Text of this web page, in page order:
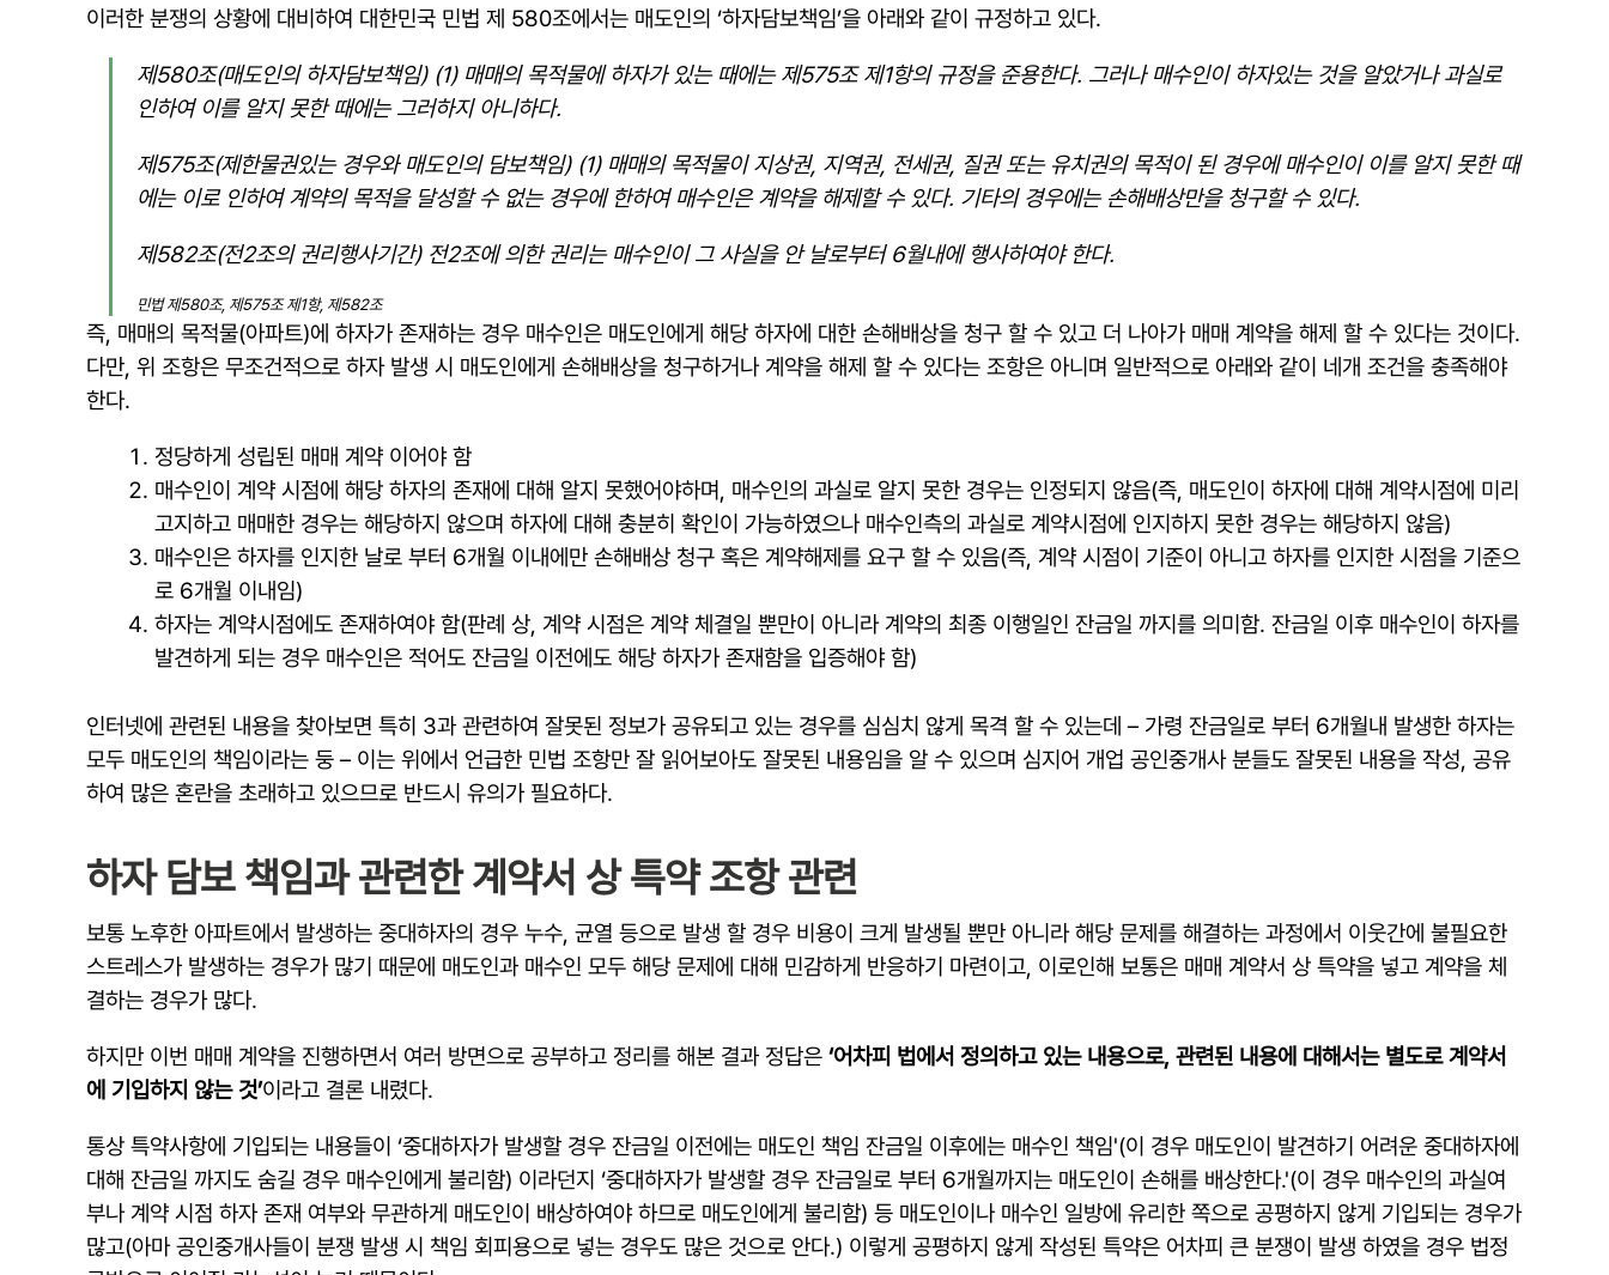
이러한 분쟁의 상황에 대비하여 대한민국 민법 제 580조에서는 매도인의 ‘하자담보책임’을 아래와 같이 규정하고 있다.
제580조(매도인의 하자담보책임) (1) 매매의 목적물에 하자가 있는 때에는 제575조 제1항의 규정을 준용한다. 그러나 매수인이 하자있는 것을 알았거나 과실로
인하여 이를 알지 못한 때에는 그러하지 아니하다.
제575조(제한물권있는 경우와 매도인의 담보책임) (1) 매매의 목적물이 지상권, 지역권, 전세권, 질권 또는 유치권의 목적이 된 경우에 매수인이 이를 알지 못한 때
에는 이로 인하여 계약의 목적을 달성할 수 없는 경우에 한하여 매수인은 계약을 해제할 수 있다. 기타의 경우에는 손해배상만을 청구할 수 있다.
제582조(전2조의 권리행사기간) 전2조에 의한 권리는 매수인이 그 사실을 안 날로부터 6월내에 행사하여야 한다.
민법 제580조, 제575조 제1항, 제582조
즉, 매매의 목적물(아파트)에 하자가 존재하는 경우 매수인은 매도인에게 해당 하자에 대한 손해배상을 청구 할 수 있고 더 나아가 매매 계약을 해제 할 수 있다는 것이다.
다만, 위 조항은 무조건적으로 하자 발생 시 매도인에게 손해배상을 청구하거나 계약을 해제 할 수 있다는 조항은 아니며 일반적으로 아래와 같이 네개 조건을 충족해야
한다.
정당하게 성립된 매매 계약 이어야 함
매수인이 계약 시점에 해당 하자의 존재에 대해 알지 못했어야하며, 매수인의 과실로 알지 못한 경우는 인정되지 않음(즉, 매도인이 하자에 대해 계약시점에 미리
고지하고 매매한 경우는 해당하지 않으며 하자에 대해 충분히 확인이 가능하였으나 매수인측의 과실로 계약시점에 인지하지 못한 경우는 해당하지 않음)
매수인은 하자를 인지한 날로 부터 6개월 이내에만 손해배상 청구 혹은 계약해제를 요구 할 수 있음(즉, 계약 시점이 기준이 아니고 하자를 인지한 시점을 기준으
로 6개월 이내임)
하자는 계약시점에도 존재하여야 함(판례 상, 계약 시점은 계약 체결일 뿐만이 아니라 계약의 최종 이행일인 잔금일 까지를 의미함. 잔금일 이후 매수인이 하자를
발견하게 되는 경우 매수인은 적어도 잔금일 이전에도 해당 하자가 존재함을 입증해야 함)
인터넷에 관련된 내용을 찾아보면 특히 3과 관련하여 잘못된 정보가 공유되고 있는 경우를 심심치 않게 목격 할 수 있는데 – 가령 잔금일로 부터 6개월내 발생한 하자는
모두 매도인의 책임이라는 둥 – 이는 위에서 언급한 민법 조항만 잘 읽어보아도 잘못된 내용임을 알 수 있으며 심지어 개업 공인중개사 분들도 잘못된 내용을 작성, 공유
하여 많은 혼란을 초래하고 있으므로 반드시 유의가 필요하다.
하자 담보 책임과 관련한 계약서 상 특약 조항 관련
보통 노후한 아파트에서 발생하는 중대하자의 경우 누수, 균열 등으로 발생 할 경우 비용이 크게 발생될 뿐만 아니라 해당 문제를 해결하는 과정에서 이웃간에 불필요한
스트레스가 발생하는 경우가 많기 때문에 매도인과 매수인 모두 해당 문제에 대해 민감하게 반응하기 마련이고, 이로인해 보통은 매매 계약서 상 특약을 넣고 계약을 체
결하는 경우가 많다.
하지만 이번 매매 계약을 진행하면서 여러 방면으로 공부하고 정리를 해본 결과 정답은 ‘어차피 법에서 정의하고 있는 내용으로, 관련된 내용에 대해서는 별도로 계약서
에 기입하지 않는 것’이라고 결론 내렸다.
통상 특약사항에 기입되는 내용들이 ‘중대하자가 발생할 경우 잔금일 이전에는 매도인 책임 잔금일 이후에는 매수인 책임'(이 경우 매도인이 발견하기 어려운 중대하자에
대해 잔금일 까지도 숨길 경우 매수인에게 불리함) 이라던지 ‘중대하자가 발생할 경우 잔금일로 부터 6개월까지는 매도인이 손해를 배상한다.'(이 경우 매수인의 과실여
부나 계약 시점 하자 존재 여부와 무관하게 매도인이 배상하여야 하므로 매도인에게 불리함) 등 매도인이나 매수인 일방에 유리한 쪽으로 공평하지 않게 기입되는 경우가
많고(아마 공인중개사들이 분쟁 발생 시 책임 회피용으로 넣는 경우도 많은 것으로 안다.) 이렇게 공평하지 않게 작성된 특약은 어차피 큰 분쟁이 발생 하였을 경우 법정